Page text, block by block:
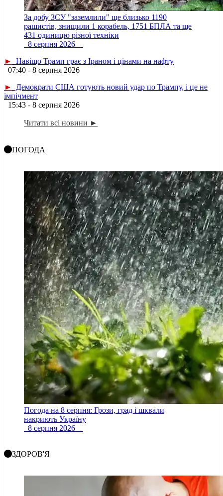
За добу ЗСУ "заземлили" ще близько 1190
рашистів, знищили 1 корабель, 1751 БПЛА та ще
431 одиницю різної техніки
8 серпня 2026
►
Навіщо Трамп грає з Іраном і цінами на нафту
07:40 - 8 серпня 2026
►
Демократи США готують новий удар по Трампу, і це не
імпічмент
15:43 - 8 серпня 2026
Читати всі новини ►
ПОГОДА
Погода на 8 серпня: Грози, град і шквали
накриють Україну
8 серпня 2026
ЗДОРОВ'Я